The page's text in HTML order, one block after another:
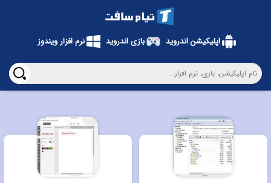
اپلیکیشن اندروید بازی اندروید نرم افزار ویندوز